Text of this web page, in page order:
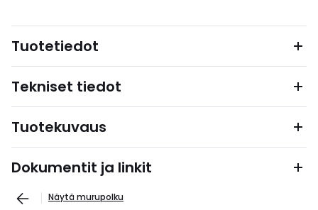
Tuotetiedot
Tekniset tiedot
Tuotekuvaus
Dokumentit ja linkit
Näytä murupolku